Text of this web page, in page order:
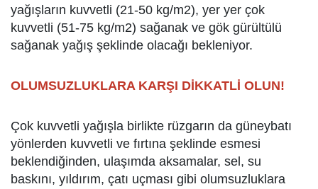
yağışların kuvvetli (21-50 kg/m2), yer yer çok
kuvvetli (51-75 kg/m2) sağanak ve gök gürültülü
sağanak yağış şeklinde olacağı bekleniyor.
OLUMSUZLUKLARA KARŞI DİKKATLİ OLUN!
Çok kuvvetli yağışla birlikte rüzgarın da güneybatı
yönlerden kuvvetli ve fırtına şeklinde esmesi
beklendiğinden, ulaşımda aksamalar, sel, su
baskını, yıldırım, çatı uçması gibi olumsuzluklara